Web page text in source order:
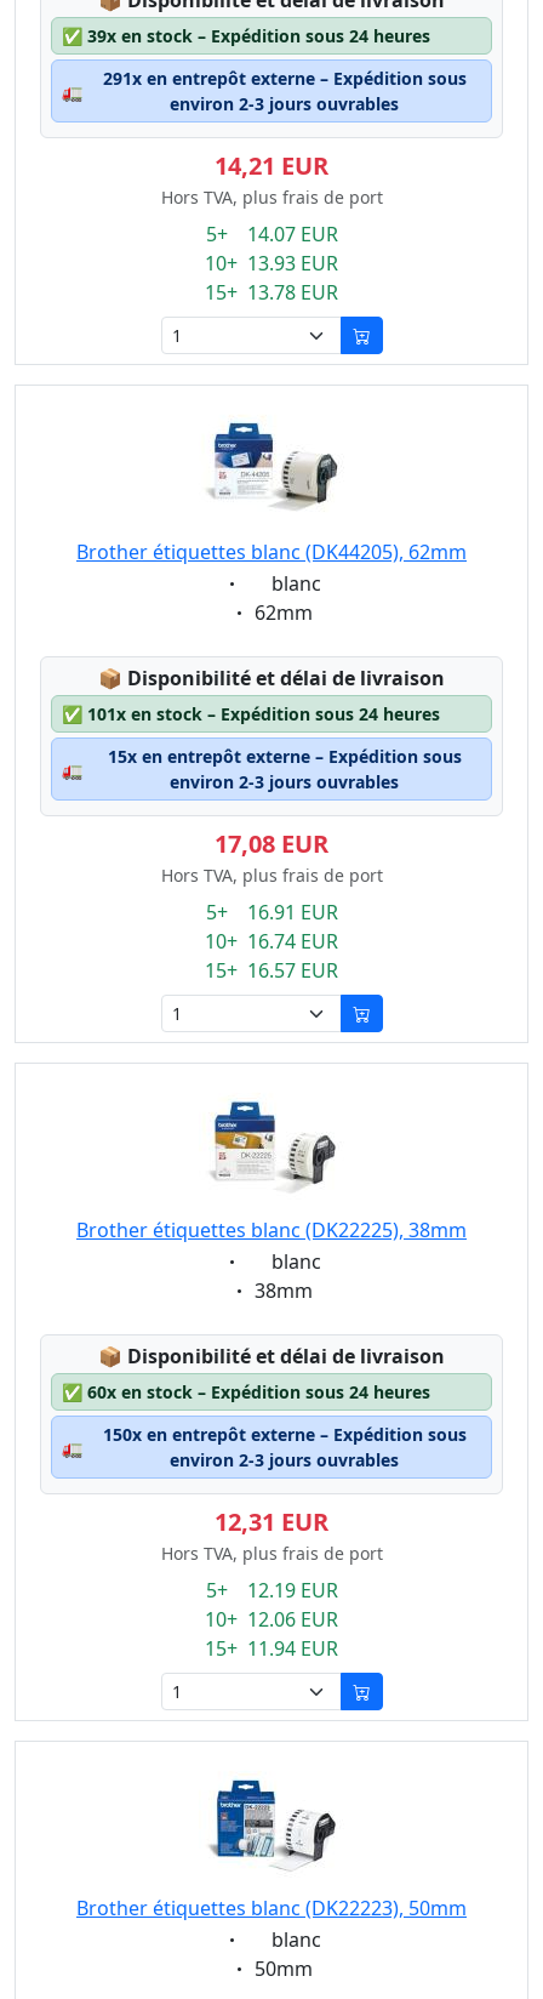
✅ 39x en stock – Expédition sous 24 heures
🚛
291x en entrepôt externe – Expédition sous
environ 2-3 jours ouvrables
14,21 EUR
Hors TVA, plus frais de port
5+ 14.07 EUR
10+ 13.93 EUR
15+ 13.78 EUR
Brother étiquettes blanc (DK44205), 62mm
Eigenschaft:
blanc
Eigenschaft:
62mm
📦 Lagerstatus:
Disponibilité et délai de livraison
✅ 101x en stock – Expédition sous 24 heures
🚛
15x en entrepôt externe – Expédition sous
environ 2-3 jours ouvrables
17,08 EUR
Hors TVA, plus frais de port
5+ 16.91 EUR
10+ 16.74 EUR
15+ 16.57 EUR
Brother étiquettes blanc (DK22225), 38mm
Eigenschaft:
blanc
Eigenschaft:
38mm
📦 Lagerstatus:
Disponibilité et délai de livraison
✅ 60x en stock – Expédition sous 24 heures
🚛
150x en entrepôt externe – Expédition sous
environ 2-3 jours ouvrables
12,31 EUR
Hors TVA, plus frais de port
5+ 12.19 EUR
10+ 12.06 EUR
15+ 11.94 EUR
Brother étiquettes blanc (DK22223), 50mm
Eigenschaft:
blanc
Eigenschaft:
50mm